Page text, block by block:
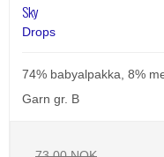
Sky
Drops
74% babyalpakka, 8%
Garn gr. B